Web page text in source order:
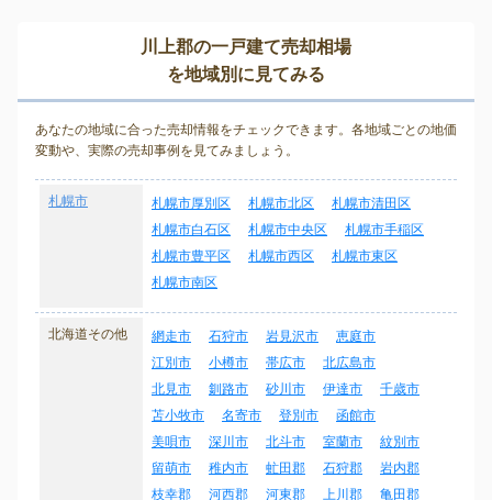
川上郡の一戸建て売却相場
を地域別に見てみる
あなたの地域に合った売却情報をチェックできます。各地域ごとの地価
変動や、実際の売却事例を見てみましょう。
札幌市 札幌市厚別区 札幌市北区
札幌市清田区
札幌市白石区
札幌市中央区
札幌市手稲区
札幌市豊平区
札幌市西区
札幌市東区
札幌市南区
北海道その他 網走市 石狩市 岩見沢市
恵庭市
江別市
小樽市 帯広市
北広島市
北見市
釧路市 砂川市 伊達市
千歳市
苫小牧市
名寄市 登別市
函館市
美唄市
深川市 北斗市 室蘭市
紋別市
留萌市
稚内市 虻田郡 石狩郡
岩内郡
枝幸郡
河西郡 河東郡 上川郡
亀田郡